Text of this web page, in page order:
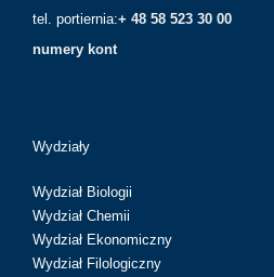
tel. portiernia:+ 48 58 523 30 00
numery kont
Wydziały
Wydział Biologii
Wydział Chemii
Wydział Ekonomiczny
Wydział Filologiczny